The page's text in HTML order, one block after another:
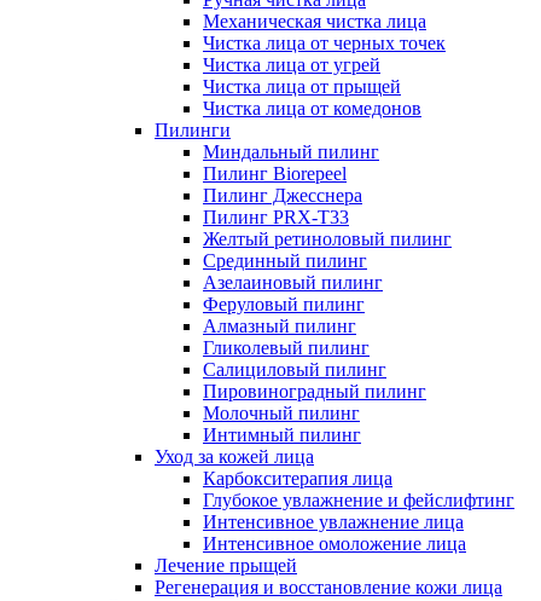
Механическая чистка лица
Чистка лица от черных точек
Чистка лица от угрей
Чистка лица от прыщей
Чистка лица от комедонов
Пилинги
Миндальный пилинг
Пилинг Biorepeel
Пилинг Джесснера
Пилинг PRX-T33
Желтый ретиноловый пилинг
Срединный пилинг
Азелаиновый пилинг
Феруловый пилинг
Алмазный пилинг
Гликолевый пилинг
Салициловый пилинг
Пировиноградный пилинг
Молочный пилинг
Интимный пилинг
Уход за кожей лица
Карбокситерапия лица
Глубокое увлажнение и фейслифтинг
Интенсивное увлажнение лица
Интенсивное омоложение лица
Лечение прыщей
Регенерация и восстановление кожи лица